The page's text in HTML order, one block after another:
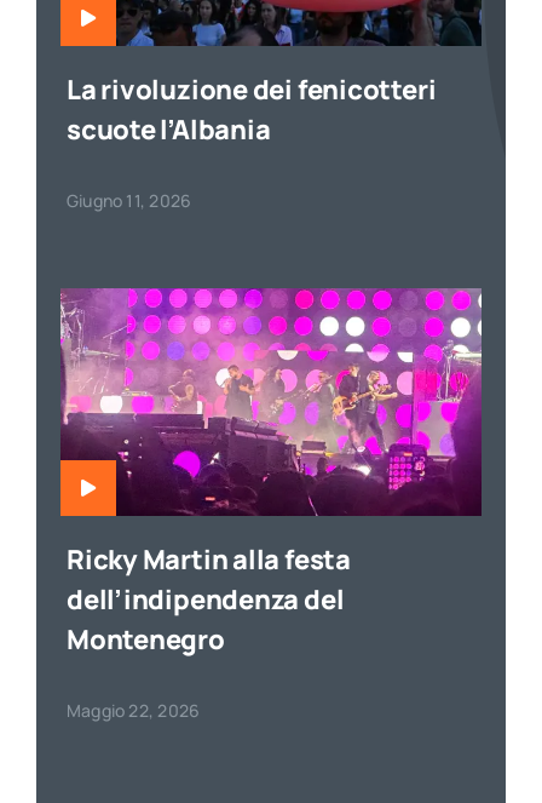
La rivoluzione dei fenicotteri
scuote l’Albania
Giugno 11, 2026
Ricky Martin alla festa
dell’indipendenza del
Montenegro
Maggio 22, 2026